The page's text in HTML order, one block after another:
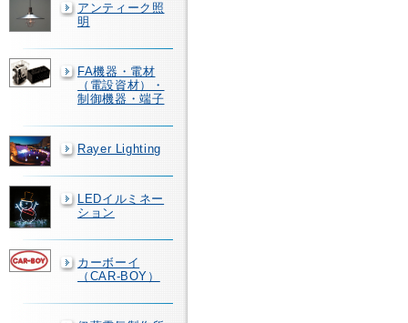
アンティーク照
明
FA機器・電材
（電設資材）・
制御機器・端子
Rayer Lighting
LEDイルミネー
ション
カーボーイ
（CAR-BOY）